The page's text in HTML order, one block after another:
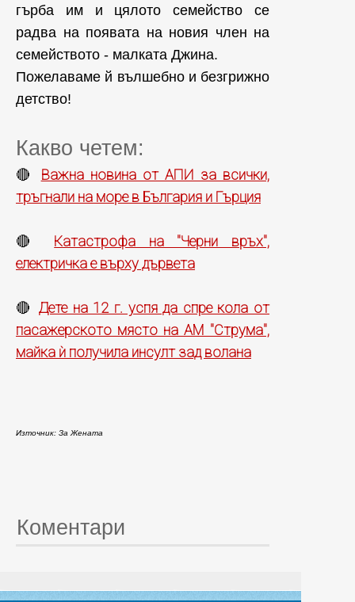
гърба им и цялото семейство се
радва на появата на новия член на
семейството - малката Джина.
Пожелаваме й вълшебно и безгрижно
детство!
Какво четем:
🔴 Важна новина от АПИ за всички,
тръгнали на море в България и Гърция
🔴 Катастрофа на "Черни връх",
електричка е върху дървета
🔴 Дете на 12 г. успя да спре кола от
пасажерското място на АМ "Струма",
майка ѝ получила инсулт зад волана
Източник: За Жената
Коментари